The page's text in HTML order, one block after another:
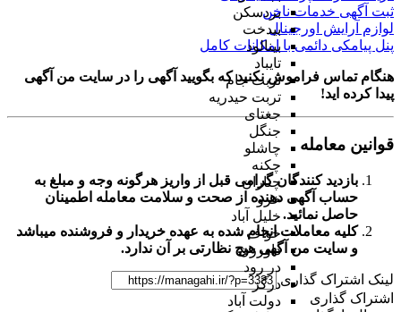
بردسکن
بیدخت
بینالود
تایباد
تربت جام
تربت حیدریه
جغتای
جنگل
چاشلو
چکنه
چناران
خرو
خلیل آباد
خواف
داورزن
در رود
درگز
دولت آباد
ثبت آگهی خدمات ناخن
لوازم آرایش اورجینال
پنل پیامکی دائمی با امکانات کامل
هنگام تماس فراموش نکنید که بگویید آگهی را در سایت من آگهی
پیدا کرده اید!
قوانین معامله
بازدید کنندگان گرامی قبل از واریز هرگونه وجه و مبلغ به
حساب آگهی دهنده از صحت و سلامت معامله اطمینان
حاصل نمائید.
کلیه معاملات انجام شده به عهده خریدار و فروشنده میباشد
و سایت من آگهیهیچ نظارتی بر آن ندارد.
لینک اشتراک گذاری
اشتراک گذاری